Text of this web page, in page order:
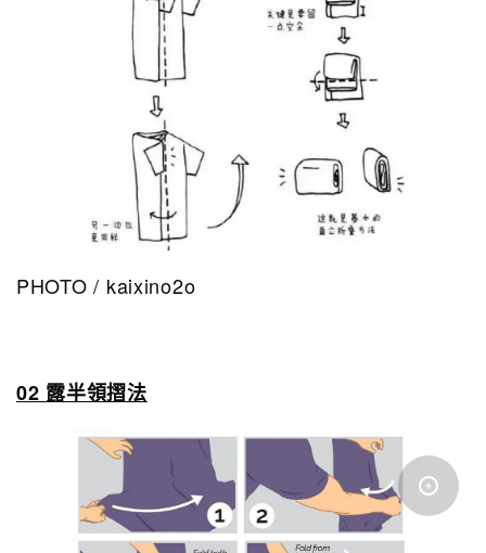
PHOTO / kaixino2o
02 露半領摺法